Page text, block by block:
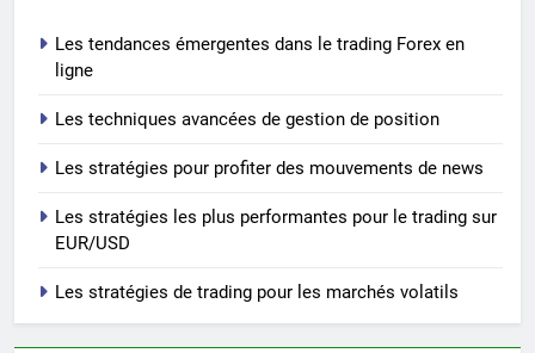
Les tendances émergentes dans le trading Forex en
ligne
Les techniques avancées de gestion de position
Les stratégies pour profiter des mouvements de news
Les stratégies les plus performantes pour le trading sur
EUR/USD
Les stratégies de trading pour les marchés volatils